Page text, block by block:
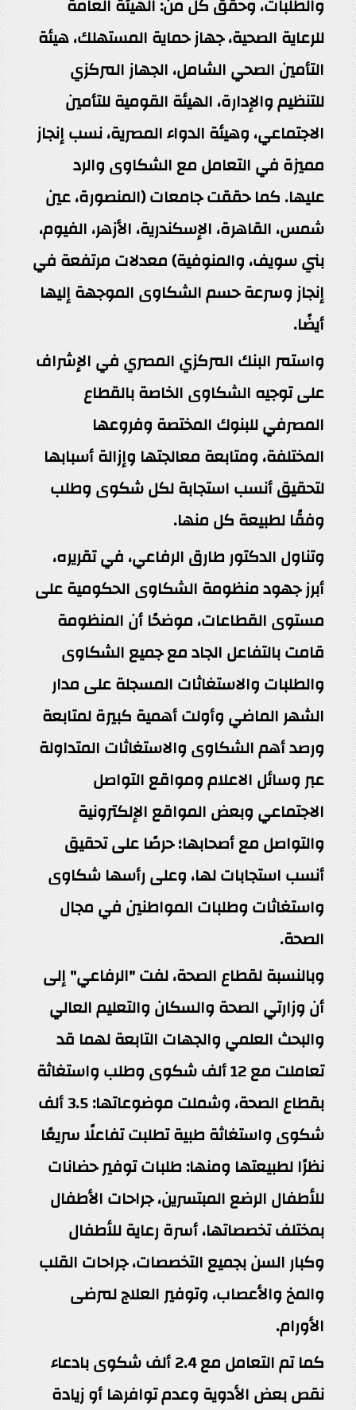
للرعاية الصحية، جهاز حماية المستهلك، هيئة
التأمين الصحي الشامل، الجهاز المركزي
للتنظيم والإدارة، الهيئة القومية للتأمين
الاجتماعي، وهيئة الدواء المصرية، نسب إنجاز
مميزة في التعامل مع الشكاوى والرد
عليها. كما حققت جامعات (المنصورة، عين
شمس، القاهرة، الإسكندرية، الأزهر، الفيوم،
بني سويف، والمنوفية) معدلات مرتفعة في
إنجاز وسرعة حسم الشكاوى الموجهة إليها
أيضًا.
واستمر البنك المركزي المصري في الإشراف
على توجيه الشكاوى الخاصة بالقطاع
المصرفي للبنوك المختصة وفروعها
المختلفة، ومتابعة معالجتها وإزالة أسبابها
لتحقيق أنسب استجابة لكل شكوى وطلب
وفقًا لطبيعة كل منها.
وتناول الدكتور طارق الرفاعي، في تقريره،
أبرز جهود منظومة الشكاوى الحكومية على
مستوى القطاعات، موضحًا أن المنظومة
قامت بالتفاعل الجاد مع جميع الشكاوى
والطلبات والاستغاثات المسجلة على مدار
الشهر الماضي وأولت أهمية كبيرة لمتابعة
ورصد أهم الشكاوى والاستغاثات المتداولة
عبر وسائل الاعلام ومواقع التواصل
الاجتماعي وبعض المواقع الإلكترونية
والتواصل مع أصحابها؛ حرصًا على تحقيق
أنسب استجابات لها، وعلى رأسها شكاوى
واستغاثات وطلبات المواطنين في مجال
الصحة.
وبالنسبة لقطاع الصحة، لفت "الرفاعي" إلى
أن وزارتي الصحة والسكان والتعليم العالي
والبحث العلمي والجهات التابعة لهما قد
تعاملت مع 12 ألف شكوى وطلب واستغاثة
بقطاع الصحة، وشملت موضوعاتها: 3.5 ألف
شكوى واستغاثة طبية تطلبت تفاعلًا سريعًا
نظرًا لطبيعتها ومنها: طلبات توفير حضانات
للأطفال الرضع المبتسرين، جراحات الأطفال
بمختلف تخصصاتها، أسرة رعاية للأطفال
وكبار السن بجميع التخصصات، جراحات القلب
والمخ والأعصاب، وتوفير العلاج لمرضى
الأورام.
كما تم التعامل مع 2.4 ألف شكوى بادعاء
نقص بعض الأدوية وعدم توافرها أو زيادة